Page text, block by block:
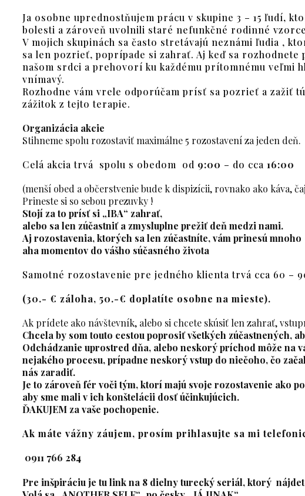
Ja osobne uprednostňujem prácu v skupine 3 – 15 ľudí,
bolesti a zároveň uvolnili staré nefunkčné rodinné
V mojich skupinách sa často stretávajú neznámi ľudia ,
sa len pozrieť, poprípade si zahrať. Aj keď sa
našom srdci a prehovorí ku každému prítomnému veľmi
vnímavý.
Rozhodne vám vrele odporúčam prísť sa pozrieť a zažiť
zážitok z tejto terapie.
Organizácia akcie
Stihneme spolu rozostaviť maximálne 5 rozostavení za jeden deň.
Celá akcia trvá spolu s obedom od 9:00 – do cca 16:00
(menší obed a občerstvenie bude k dispizícii, rovnako ako káva,
Prineste si so sebou prezuvky !
Stojí za to prísťsi „IBA“ zahrať,
alebo sa len zúčastniť a zmysluplne prežiť deň medzi nami.
Aj rozostavenia, ktorých sa len zúčastníte, vám prinesú mnoho
aha momentov do vášho súčasného života
Samotné rozostavenie pre jedného klienta trvá cca 60 –
(30.- € záloha, 50.-€ doplatíte osobne na mieste).
Ak prídete ako návštevník, alebo si chcete skúsiť len zahrať,
Chcela by som touto cestou poprosiť všetkých zúčastnených,
Odchádzanie uprostred dňa, alebo neskorý príchod môže na
nejakého procesu, prípadne neskorý vstup do niečoho, čo
nás zaradiť.
Je to zároveň fér voči tým, ktorí majú svoje rozostavenie ako
aby sme mali v ich konštelácii dosť účinkujúcich.
ĎAKUJEM za vaše pochopenie.
Ak máte vážny záujem, prosím prihlasujte sa mi
0911 766 284
Pre inšpiráciu je tu link na 8 dielny turecký seriál, ktorý